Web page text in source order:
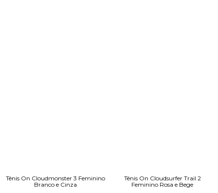
Tênis On Cloudmonster 3 Feminino
Branco e Cinza
Tênis On Cloudsurfer Trail 2
Feminino Rosa e Bege